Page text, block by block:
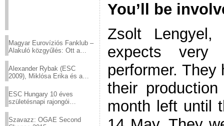
Magyar Eurovíziós Fanklub –
Alakuló közgyűlés: Ott a
Alexander Rybak (ESC
2009), Miklósa Erika és a
sztárjai a Margitszigeten
ESC Hungary 10 éves
születésnapi rajongói
Szavazz: OGAE Second
You’ll be
Zsolt
expects
performer.
their
month left until